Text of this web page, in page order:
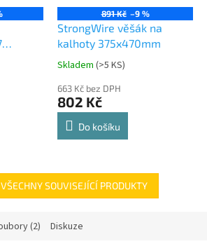
891 Kč –9 %
StrongWire věšák na
kalhoty 375x470mm
Průměrné
produktu
je
4,8
Skladem (>5 KS)
663 Kč bez DPH
802 Kč
Do košíku
SOUVISEJÍCÍ PRODUKTY
(2) Diskuze